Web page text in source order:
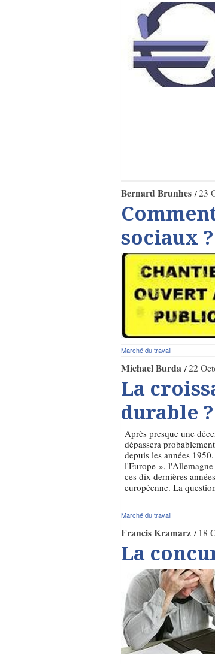
Bernard Brunhes 23
sociaux ?
Marché du travail
Michael Burda 22
La
durable ?
Après presque une
dépassera
depuis les années
l'Europe », l'Allemagne
ces dix dernières
européenne. La
Marché du travail
Francis Kramarz 18
La